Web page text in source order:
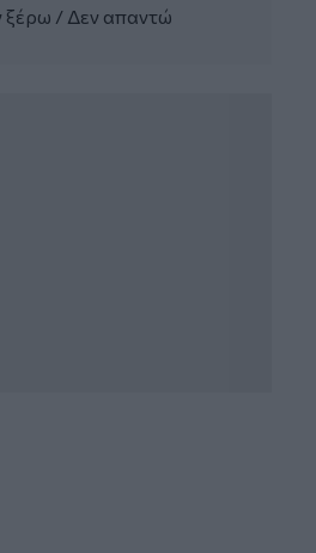
στα πέντε καινοτόμα
τελικά στην Ελλάδα
ξέρω / Δεν απαντώ